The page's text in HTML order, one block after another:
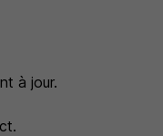
à jour.